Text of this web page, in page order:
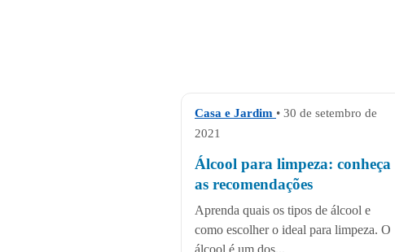
Casa e Jardim • 30 de setembro de
2021
Álcool para limpeza: conheça
as recomendações
Aprenda quais os tipos de álcool e
como escolher o ideal para limpeza. O
álcool é um dos...